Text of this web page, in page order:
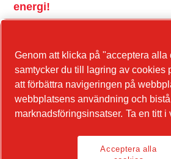
energi!
LinkedIn
YouTube
Genom att klicka på "acceptera alla
samtycker du till lagring av cookies
att förbättra navigeringen på
webbplatsens användning och
marknadsföringsinsatser. Ta en titt i
Acceptera alla